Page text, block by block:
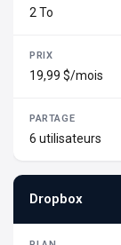
2 To
19,99 $/mois
6 utilisateurs
Dropbox